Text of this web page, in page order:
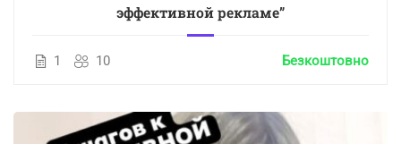
эффективной рекламе”
1 10 Безкоштовно